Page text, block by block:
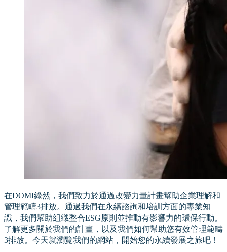
在DOMI綠然，我們致力於通過改變力量計畫幫助企業理解和
管理範疇3排放。通過我們在永續諮詢和培訓方面的專業知
識，我們幫助組織整合ESG原則並推動有影響力的環保行動。
了解更多關於我們的計畫，以及我們如何幫助您有效管理範疇
3排放。今天就瀏覽我們的網站，開始您的永續發展之旅吧！